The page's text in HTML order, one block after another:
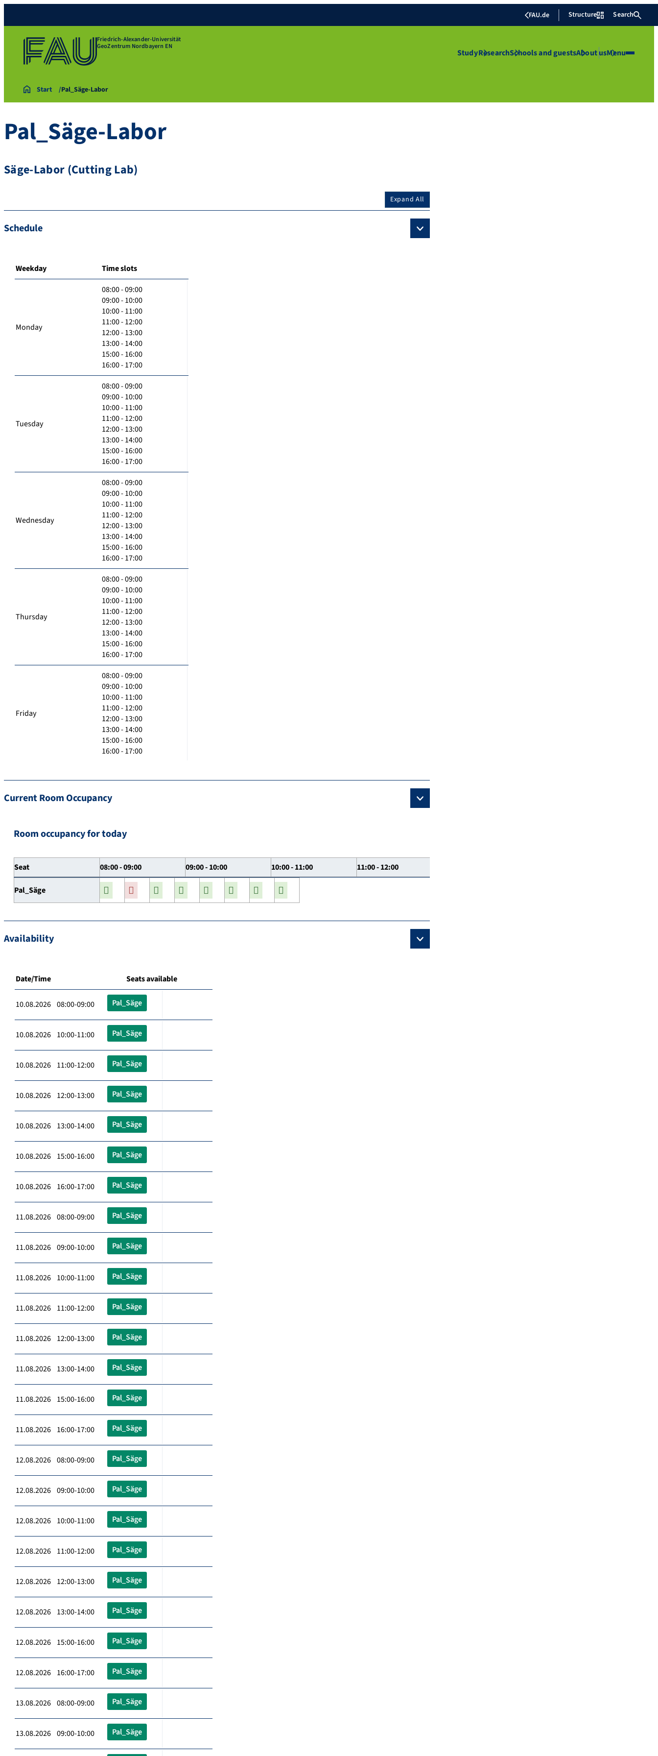
FAU.de Structure Search
Friedrich-Alexander-Universität
GeoZentrum Nordbayern EN
StudyResearchSchools and guestsAbout usMenu
Start Pal_Säge-Labor
Pal_Säge-Labor
Säge-Labor (Cutting Lab)
Expand All
Schedule
Weekday Time slots
Monday
08:00 - 09:00
09:00 - 10:00
10:00 - 11:00
11:00 - 12:00
12:00 - 13:00
13:00 - 14:00
15:00 - 16:00
16:00 - 17:00
Tuesday
08:00 - 09:00
09:00 - 10:00
10:00 - 11:00
11:00 - 12:00
12:00 - 13:00
13:00 - 14:00
15:00 - 16:00
16:00 - 17:00
Wednesday
08:00 - 09:00
09:00 - 10:00
10:00 - 11:00
11:00 - 12:00
12:00 - 13:00
13:00 - 14:00
15:00 - 16:00
16:00 - 17:00
Thursday
08:00 - 09:00
09:00 - 10:00
10:00 - 11:00
11:00 - 12:00
12:00 - 13:00
13:00 - 14:00
15:00 - 16:00
16:00 - 17:00
Friday
08:00 - 09:00
09:00 - 10:00
10:00 - 11:00
11:00 - 12:00
12:00 - 13:00
13:00 - 14:00
15:00 - 16:00
16:00 - 17:00
Current Room Occupancy
Room occupancy for today
Seat 08:00 - 09:00 09:00 - 10:00 10:00 - 11:00 11:00 - 12:00
Pal_Säge
Availability
Date/Time Seats available
10.08.2026 08:00-09:00 Pal_Säge
10.08.2026 10:00-11:00 Pal_Säge
10.08.2026 11:00-12:00 Pal_Säge
10.08.2026 12:00-13:00 Pal_Säge
10.08.2026 13:00-14:00 Pal_Säge
10.08.2026 15:00-16:00 Pal_Säge
10.08.2026 16:00-17:00 Pal_Säge
11.08.2026 08:00-09:00 Pal_Säge
11.08.2026 09:00-10:00 Pal_Säge
11.08.2026 10:00-11:00 Pal_Säge
11.08.2026 11:00-12:00 Pal_Säge
11.08.2026 12:00-13:00 Pal_Säge
11.08.2026 13:00-14:00 Pal_Säge
11.08.2026 15:00-16:00 Pal_Säge
11.08.2026 16:00-17:00 Pal_Säge
12.08.2026 08:00-09:00 Pal_Säge
12.08.2026 09:00-10:00 Pal_Säge
12.08.2026 10:00-11:00 Pal_Säge
12.08.2026 11:00-12:00 Pal_Säge
12.08.2026 12:00-13:00 Pal_Säge
12.08.2026 13:00-14:00 Pal_Säge
12.08.2026 15:00-16:00 Pal_Säge
12.08.2026 16:00-17:00 Pal_Säge
13.08.2026 08:00-09:00 Pal_Säge
13.08.2026 09:00-10:00 Pal_Säge